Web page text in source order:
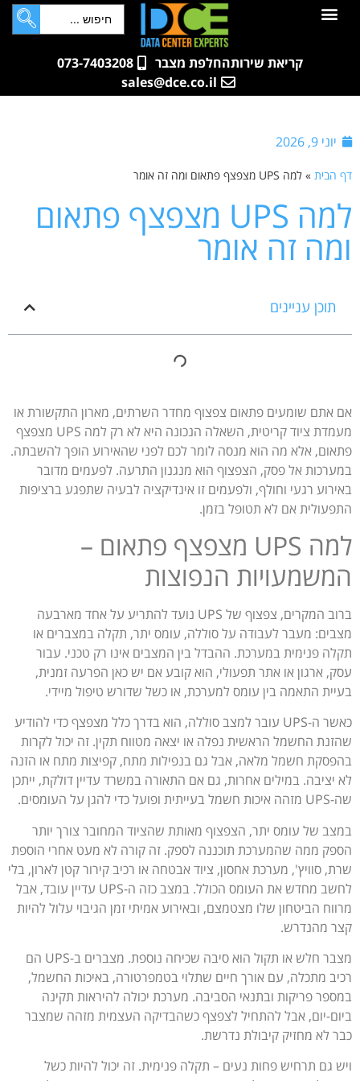
לתוכן
קריאת שירותהחלפת מצבר
073-7403208
sales@dce.co.il
יוני 9, 2026
דף הבית » למה UPS מצפצף פתאום ומה זה אומר
למה UPS מצפצף פתאום
ומה זה אומר
תוכן עניינים
אם אתם שומעים פתאום צפצוף מחדר השרתים, מארון התקשורת או
מעמדת ציוד קריטית, השאלה הנכונה היא לא רק למה UPS מצפצף
פתאום, אלא מה הוא מנסה לומר לכם לפני שהאירוע הופך להשבתה.
במערכות אל פסק, הצפצוף הוא מנגנון התרעה. לפעמים מדובר
באירוע רגעי וחולף, ולפעמים זו אינדיקציה לבעיה שתפגע ברציפות
התפעולית אם לא תטופל בזמן.
למה UPS מצפצף פתאום –
המשמעויות הנפוצות
ברוב המקרים, צפצוף של UPS נועד להתריע על אחד מארבעה
מצבים: מעבר לעבודה על סוללה, עומס יתר, תקלה במצברים או
תקלה פנימית במערכת. ההבדל בין המצבים אינו רק טכני. עבור
עסק, ארגון או אתר תפעולי, הוא קובע אם יש כאן הפרעה זמנית,
בעיית התאמה בין עומס למערכת, או כשל שדורש טיפול מיידי.
כאשר ה-UPS עובר למצב סוללה, הוא בדרך כלל מצפצף כדי להודיע
שהזנת החשמל הראשית נפלה או יצאה מטווח תקין. זה יכול לקרות
בהפסקת חשמל מלאה, אבל גם בנפילות מתח, קפיצות מתח או הזנה
לא יציבה. במילים אחרות, גם אם התאורה במשרד עדיין דולקת, ייתכן
שה-UPS מזהה איכות חשמל בעייתית ופועל כדי להגן על העומסים.
במצב של עומס יתר, הצפצוף מאותת שהציוד המחובר צורך יותר
הספק ממה שהמערכת תוכננה לספק. זה קורה לא מעט אחרי הוספת
שרת, סוויץ', מערכת אחסון, ציוד אבטחה או רכיב קירור קטן לארון, בלי
לחשב מחדש את העומס הכולל. במצב כזה ה-UPS עדיין עובד, אבל
מרווח הביטחון שלו מצטמצם, ובאירוע אמיתי זמן הגיבוי עלול להיות
קצר מהנדרש.
מצבר חלש או תקול הוא סיבה שכיחה נוספת. מצברים ב-UPS הם
רכיב מתכלה, עם אורך חיים שתלוי בטמפרטורה, באיכות החשמל,
במספר פריקות ובתנאי הסביבה. מערכת יכולה להיראות תקינה
ביום-יום, אבל להתחיל לצפצף כשהבדיקה העצמית מזהה שמצבר
כבר לא מחזיק קיבולת נדרשת.
ויש גם תרחיש פחות נעים – תקלה פנימית. זה יכול להיות כשל